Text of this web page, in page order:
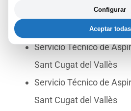
Servicio Técnico de
Sant Cugat del Vallès
Servicio Técnico de
Sant Cugat del Vallès
Servicio Técnico de
Sant Cugat del Vallès
Configurar
Aceptar todas